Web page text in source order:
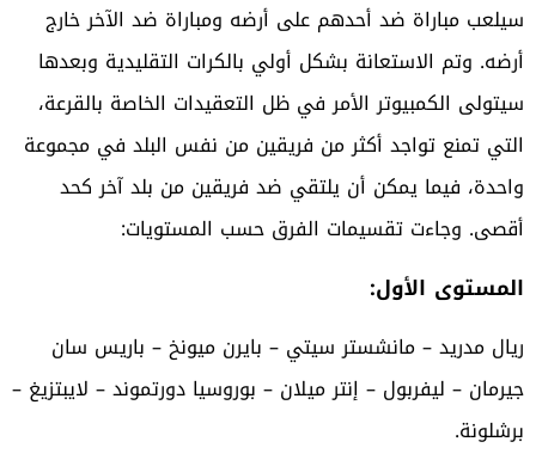
سيلعب مباراة ضد أحدهم على أرضه ومباراة ضد الآخر خارج
أرضه. وتم الاستعانة بشكل أولي بالكرات التقليدية وبعدها
سيتولى الكمبيوتر الأمر في ظل التعقيدات الخاصة بالقرعة،
التي تمنع تواجد أكثر من فريقين من نفس البلد في مجموعة
واحدة، فيما يمكن أن يلتقي ضد فريقين من بلد آخر كحد
أقصى. وجاءت تقسيمات الفرق حسب المستويات:
المستوى الأول:
ريال مدريد – مانشستر سيتي – بايرن ميونخ – باريس سان
جيرمان – ليفربول – إنتر ميلان – بوروسيا دورتموند – لايبتزيغ –
برشلونة.